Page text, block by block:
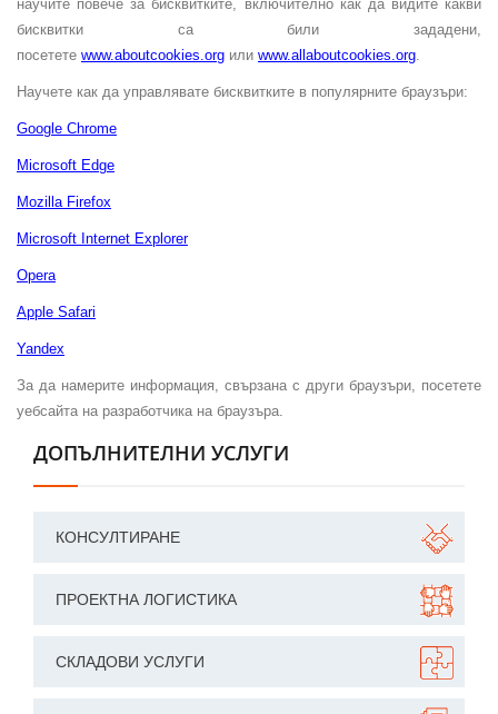
научите повече за бисквитките, включително как да видите какви
бисквитки са били зададени,
посетете www.aboutcookies.org или www.allaboutcookies.org.
Научете как да управлявате бисквитките в популярните браузъри:
Google Chrome
Microsoft Edge
Mozilla Firefox
Microsoft Internet Explorer
Opera
Apple Safari
Yandex
За да намерите информация, свързана с други браузъри, посетете
уебсайта на разработчика на браузъра.
ДОПЪЛНИТЕЛНИ УСЛУГИ
КОНСУЛТИРАНЕ
ПРОЕКТНА ЛОГИСТИКА
СКЛАДОВИ УСЛУГИ